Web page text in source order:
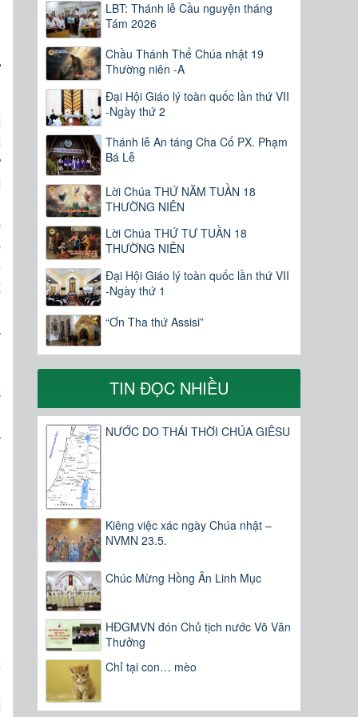
LBT: Thánh lễ Cầu nguyện tháng
Tám 2026
Chầu Thánh Thể Chúa nhật 19
Thường niên -A
Đại Hội Giáo lý toàn quốc lần thứ VII
-Ngày thứ 2
Thánh lễ An táng Cha Cố PX. Phạm
Bá Lễ
Lời Chúa THỨ NĂM TUẦN 18
THƯỜNG NIÊN
Lời Chúa THỨ TƯ TUẦN 18
THƯỜNG NIÊN
Đại Hội Giáo lý toàn quốc lần thứ VII
-Ngày thứ 1
“Ơn Tha thứ Assisi”
TIN ĐỌC NHIỀU
NƯỚC DO THÁI THỜI CHÚA GIÊSU
Kiêng việc xác ngày Chúa nhật –
NVMN 23.5.
Chúc Mừng Hồng Ân Linh Mục
HĐGMVN đón Chủ tịch nước Võ Văn
Thưởng
Chỉ tại con… mèo